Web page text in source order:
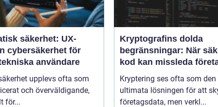
säkerhet: UX-
cybersäkerhet för
användare
upplevs ofta som
och överväldigande,
för...
Kryptografins dolda
begränsningar: När
kod kan missleda
Kryptering ses ofta som den
ultimata lösningen för att
företagsdata, men verkl...